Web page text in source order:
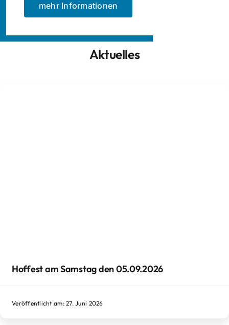
mehr Informationen
Aktuelles
Hoffest am Samstag den 05.09.2026
Veröffentlicht am: 27. Juni 2026